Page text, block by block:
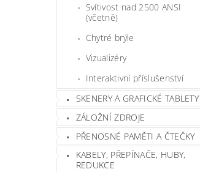
Svítivost nad 2500 ANSI
(včetně)
Chytré brýle
Vizualizéry
Interaktivní příslušenství
SKENERY A GRAFICKÉ TABLETY
ZÁLOŽNÍ ZDROJE
PŘENOSNÉ PAMĚTI A ČTEČKY
KABELY, PŘEPÍNAČE, HUBY,
REDUKCE